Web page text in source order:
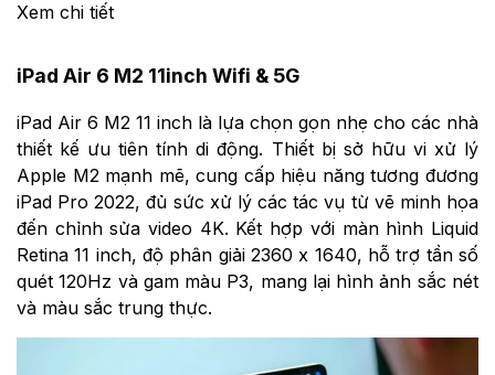
Xem chi tiết
iPad Air 6 M2 11inch Wifi & 5G
iPad Air 6 M2 11 inch là lựa chọn gọn nhẹ cho các nhà
thiết kế ưu tiên tính di động. Thiết bị sở hữu vi xử lý
Apple M2 mạnh mẽ, cung cấp hiệu năng tương đương
iPad Pro 2022, đủ sức xử lý các tác vụ từ vẽ minh họa
đến chỉnh sửa video 4K. Kết hợp với màn hình Liquid
Retina 11 inch, độ phân giải 2360 x 1640, hỗ trợ tần số
quét 120Hz và gam màu P3, mang lại hình ảnh sắc nét
và màu sắc trung thực.